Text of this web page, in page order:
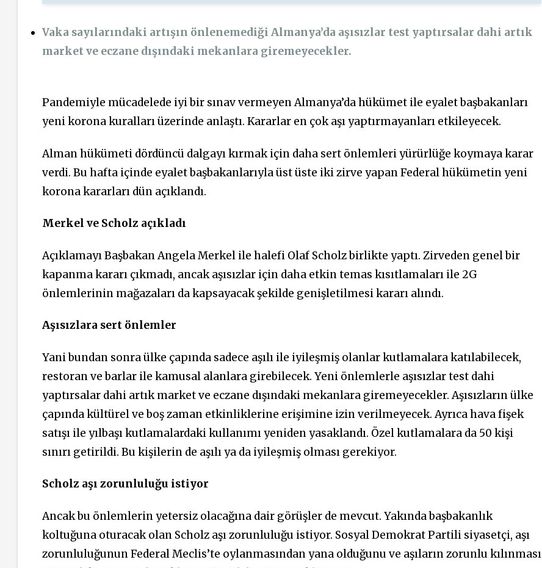
Vaka sayılarındaki artışın önlenemediği Almanya’da aşısızlar test yaptırsalar dahi artık
market ve eczane dışındaki mekanlara giremeyecekler.
Pandemiyle mücadelede iyi bir sınav vermeyen Almanya’da hükümet ile eyalet başbakanları
yeni korona kuralları üzerinde anlaştı. Kararlar en çok aşı yaptırmayanları etkileyecek.
Alman hükümeti dördüncü dalgayı kırmak için daha sert önlemleri yürürlüğe koymaya karar
verdi. Bu hafta içinde eyalet başbakanlarıyla üst üste iki zirve yapan Federal hükümetin yeni
korona kararları dün açıklandı.
Merkel ve Scholz açıkladı
Açıklamayı Başbakan Angela Merkel ile halefi Olaf Scholz birlikte yaptı. Zirveden genel bir
kapanma kararı çıkmadı, ancak aşısızlar için daha etkin temas kısıtlamaları ile 2G
önlemlerinin mağazaları da kapsayacak şekilde genişletilmesi kararı alındı.
Aşısızlara sert önlemler
Yani bundan sonra ülke çapında sadece aşılı ile iyileşmiş olanlar kutlamalara katılabilecek,
restoran ve barlar ile kamusal alanlara girebilecek. Yeni önlemlerle aşısızlar test dahi
yaptırsalar dahi artık market ve eczane dışındaki mekanlara giremeyecekler. Aşısızların ülke
çapında kültürel ve boş zaman etkinliklerine erişimine izin verilmeyecek. Ayrıca hava fişek
satışı ile yılbaşı kutlamalardaki kullanımı yeniden yasaklandı. Özel kutlamalara da 50 kişi
sınırı getirildi. Bu kişilerin de aşılı ya da iyileşmiş olması gerekiyor.
Scholz aşı zorunluluğu istiyor
Ancak bu önlemlerin yetersiz olacağına dair görüşler de mevcut. Yakında başbakanlık
koltuğuna oturacak olan Scholz aşı zorunluluğu istiyor. Sosyal Demokrat Partili siyasetçi, aşı
zorunluluğunun Federal Meclis’te oylanmasından yana olduğunu ve aşıların zorunlu kılınması